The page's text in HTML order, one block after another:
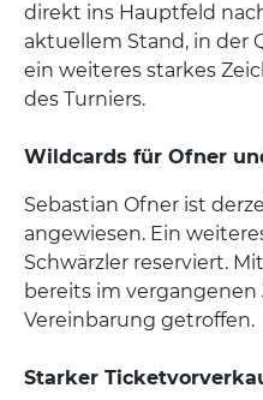
direkt ins Hauptfeld
aktuellem Stand, in der
ein weiteres starkes
des Turniers.
Wildcards für Ofner
Sebastian Ofner ist
angewiesen. Ein
Schwärzler reserviert.
bereits im
Vereinbarung getroffen.
Starker